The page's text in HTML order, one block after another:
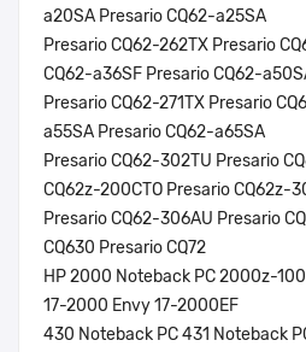
a20SA Presario CQ62-a25SA
Presario CQ62-262TX Presario
CQ62-a36SF Presario CQ62-
Presario CQ62-271TX Presario
a55SA Presario CQ62-a65SA
Presario CQ62-302TU Presario
CQ62z-200CTO Presario CQ62z-
Presario CQ62-306AU Presario
CQ630 Presario CQ72
HP 2000 Noteback PC 2000z-
17-2000 Envy 17-2000EF
430 Noteback PC 431 Noteback